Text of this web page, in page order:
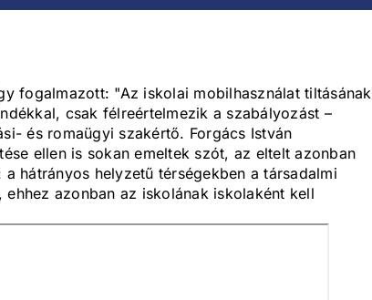
fogalmazott: "Az iskolai mobilhasználat tiltásának
csak félreértelmezik a szabályozást –
és romaügyi szakértő. Forgács István
ellen is sokan emeltek szót, az eltelt azonban
hátrányos helyzetű térségekben a társadalmi
azonban az iskolának iskolaként kell